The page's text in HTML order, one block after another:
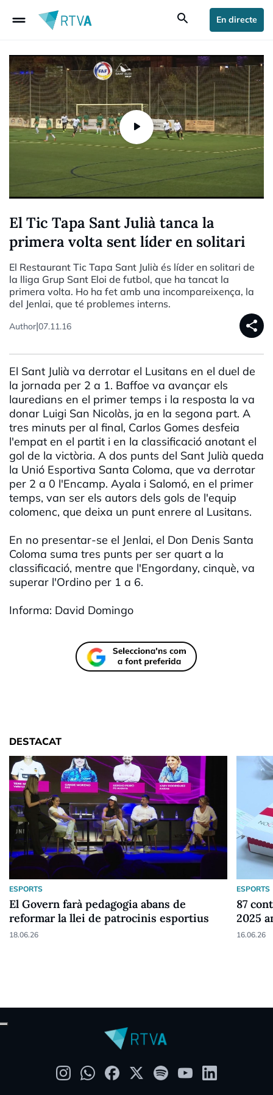
drag_handle search En directe
El Tic Tapa Sant Julià tanca la
primera volta sent líder en solitari
El Restaurant Tic Tapa Sant Julià és líder en solitari de
la lliga Grup Sant Eloi de futbol, que ha tancat la
primera volta. Ho ha fet amb una incompareixença, la
del Jenlai, que té problemes interns.
Author|07.11.16 share
El Sant Julià va derrotar el Lusitans en el duel de
la jornada per 2 a 1. Baffoe va avançar els
lauredians en el primer temps i la resposta la va
donar Luigi San Nicolàs, ja en la segona part. A
tres minuts per al final, Carlos Gomes desfeia
l'empat en el partit i en la classificació anotant el
gol de la victòria. A dos punts del Sant Julià queda
la Unió Esportiva Santa Coloma, que va derrotar
per 2 a 0 l'Encamp. Ayala i Salomó, en el primer
temps, van ser els autors dels gols de l'equip
colomenc, que deixa un punt enrere al Lusitans.
En no presentar-se el Jenlai, el Don Denis Santa
Coloma suma tres punts per ser quart a la
classificació, mentre que l'Engordany, cinquè, va
superar l'Ordino per 1 a 6.
Informa: David Domingo
DESTACAT
ESPORTS
El Govern farà pedagogia abans de
reformar la llei de patrocinis esportius
18.06.26
ESPORTS
87
2025
16.06.26